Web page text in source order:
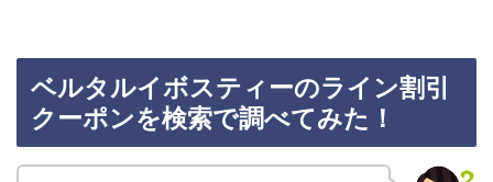
ベルタルイボスティーのライン割引
クーポンを検索で調べてみた！